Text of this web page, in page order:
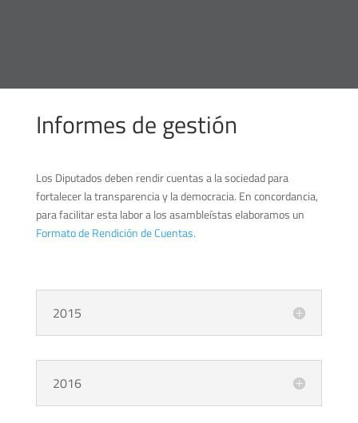
Informes de gestión
Los Diputados deben rendir cuentas a la sociedad para
fortalecer la transparencia y la democracia. En concordancia,
para facilitar esta labor a los asambleístas elaboramos un
Formato de Rendición de Cuentas.
2015
2016